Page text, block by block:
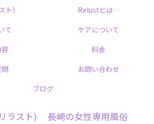
ラスト) 長崎の女性専用風俗
）
Relustとは…
て
ケアについて
料金
お問い合わせ
ブログ